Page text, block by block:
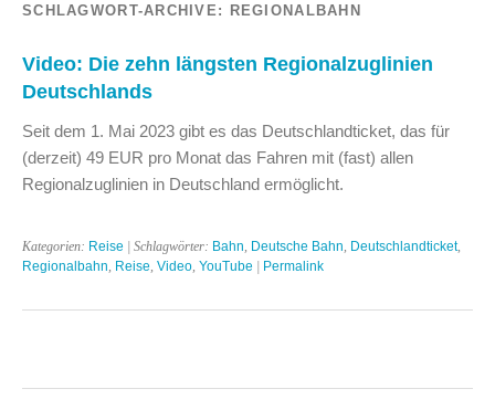
SCHLAGWORT-ARCHIVE: REGIONALBAHN
Video: Die zehn längsten Regionalzuglinien
Deutschlands
Seit dem 1. Mai 2023 gibt es das Deutschlandticket, das für
(derzeit) 49 EUR pro Monat das Fahren mit (fast) allen
Regionalzuglinien in Deutschland ermöglicht.
Kategorien: Reise | Schlagwörter: Bahn Deutsche Bahn Deutschlandticket,
Regionalbahn Reise Video YouTube | Permalink